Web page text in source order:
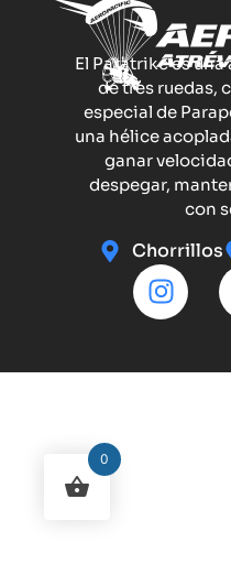
El Paratrike es
de tres ruedas,
especial de
una hélice
ganar
despegar,
con
Chorrillos
0